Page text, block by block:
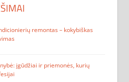
remontas – kokybiškas
įgūdžiai ir priemonės, kurių